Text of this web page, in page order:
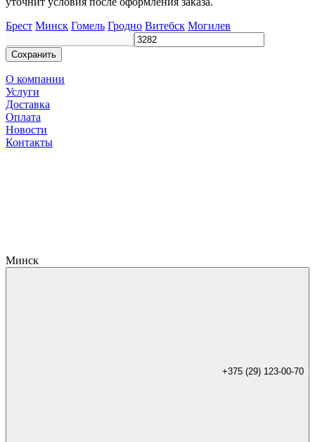
Брест Минск Гомель Гродно Витебск Могилев
Сохранить
О компании
Услуги
Доставка
Оплата
Новости
Контакты
Минск
+375 (29) 123-00-70